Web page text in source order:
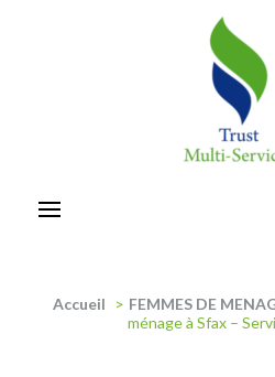
Accueil > FEMMES DE
ménage à Sfax –